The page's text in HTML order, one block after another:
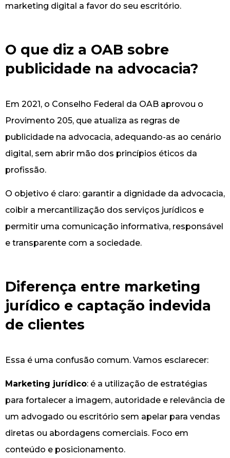
marketing digital a favor do seu escritório.
O que diz a OAB sobre
publicidade na advocacia?
Em 2021, o Conselho Federal da OAB aprovou o
Provimento 205, que atualiza as regras de
publicidade na advocacia, adequando-as ao cenário
digital, sem abrir mão dos princípios éticos da
profissão.
O objetivo é claro: garantir a dignidade da advocacia,
coibir a mercantilização dos serviços jurídicos e
permitir uma comunicação informativa, responsável
e transparente com a sociedade.
Diferença entre marketing
jurídico e captação indevida
de clientes
Essa é uma confusão comum. Vamos esclarecer:
Marketing jurídico: é a utilização de estratégias
para fortalecer a imagem, autoridade e relevância de
um advogado ou escritório sem apelar para vendas
diretas ou abordagens comerciais. Foco em
conteúdo e posicionamento.